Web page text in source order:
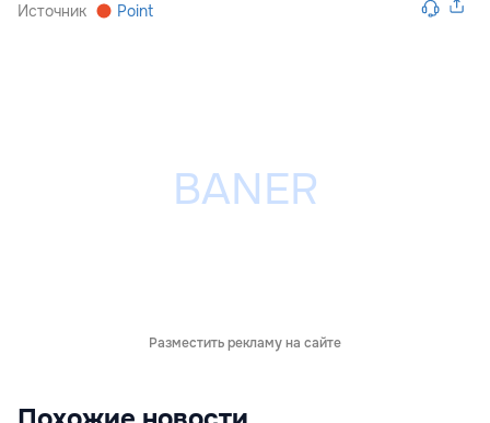
Источник Point
Разместить рекламу на сайте